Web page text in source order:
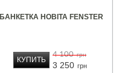
БАНКЕТКА НОВІТА FENSTER
4 100 грн
3 250 грн
КУПИТЬ